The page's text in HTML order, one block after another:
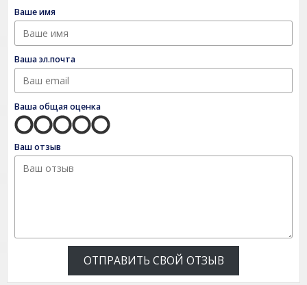
Ваше имя
Ваша эл.почта
Ваша общая оценка
Ваш отзыв
ОТПРАВИТЬ СВОЙ ОТЗЫВ